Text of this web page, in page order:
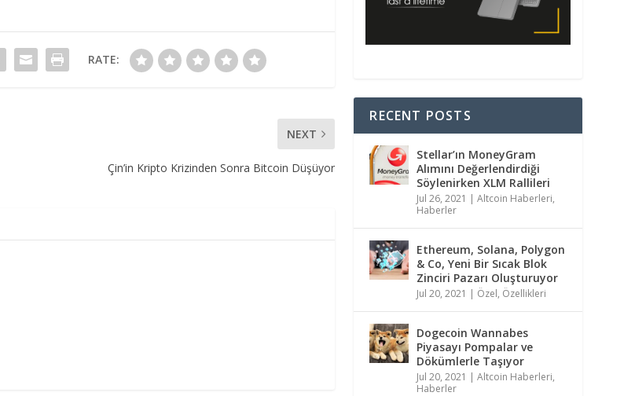
RATE:
NEXT
Çin’in Kripto Krizinden Sonra Bitcoin Düşüyor
RECENT POSTS
Stellar’ın MoneyGram
Alımını Değerlendirdiği
Söylenirken XLM Rallileri
Jul 26, 2021 |Altcoin Haberleri,
Haberler
Ethereum, Solana, Polygon
& Co, Yeni Bir Sıcak Blok
Zinciri Pazarı Oluşturuyor
Jul 20, 2021 | Özel, Özellikleri
Dogecoin Wannabes
Piyasayı Pompalar ve
Dökümlerle Taşıyor
Jul 20, 2021 |Altcoin Haberleri,
Haberler